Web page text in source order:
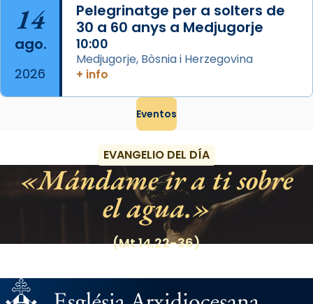
14
ago.
2026
Pelegrinatge per a solters de
30 a 60 anys a Medjugorje
10:00
Medjugorje, Bòsnia i Herzegovina
+ info
Eventos
EVANGELIO DEL DÍA
Mándame ir a ti sobre
el agua.
(Mt 14,22-36)